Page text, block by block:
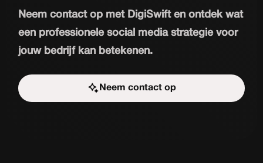
Neem contact op met DigiSwift en ontdek wat
een professionele social media strategie voor
jouw bedrijf kan betekenen.
Neem contact op
Start de uitdaging